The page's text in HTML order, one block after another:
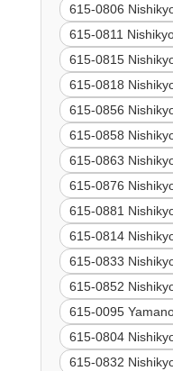
615-0806
615-0811
615-0815
615-0818
615-0856
615-0858
615-0863
615-0876
615-0881
615-0814
615-0833
615-0852
615-0095
615-0804
615-0832